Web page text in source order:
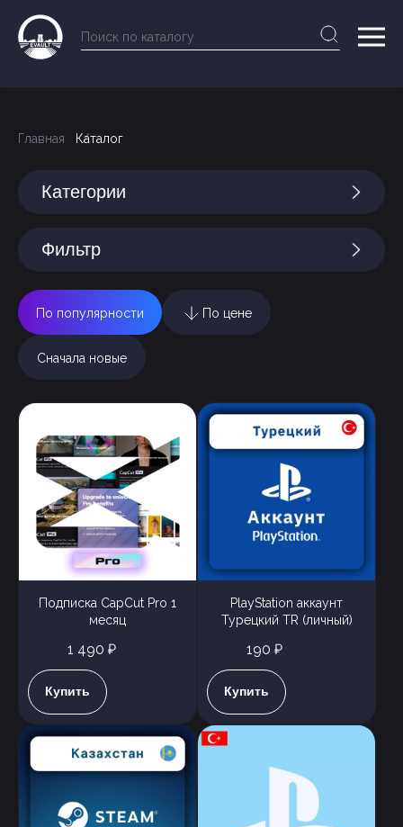
Главная Каталог
Категории
Фильтр
По популярности По цене
Сначала новые
Подписка CapCut Pro 1
месяц
1 490 ₽
Купить
PlayStation аккаунт
Турецкий TR (личный)
190 ₽
Купить